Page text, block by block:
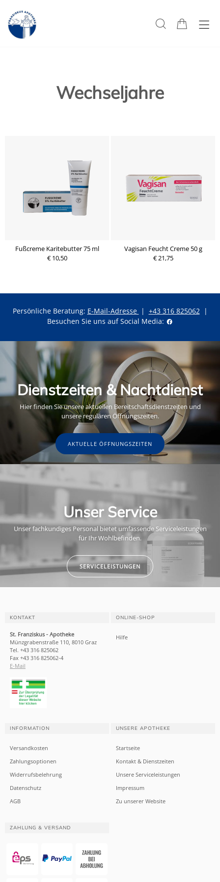
Wechseljahre
Fußcreme Karitebutter 75 ml
€ 10,50
Vagisan Feucht Creme 50 g
€ 21,75
Persönliche Beratung: E-Mail-Adresse | +43 316 825062|
Besuchen Sie uns auf Social Media:
Dienstzeiten & Nachtdienst
Hier finden Sie unsere aktuellen Bereitschaftsdienstzeiten und
unsere regulären Öffnungszeiten.
AKTUELLE ÖFFNUNGSZEITEN
Unser Service
Unser fachkundiges Personal bietet umfassende Serviceleistungen
für Ihr Wohlbefinden.
SERVICELEISTUNGEN
KONTAKT
St. Franziskus - Apotheke
Münzgrabenstraße 110, 8010 Graz
Tel. +43 316 825062
Fax +43 316 825062-4
E-Mail
ONLINE-SHOP
Hilfe
INFORMATION
Versandkosten
Zahlungsoptionen
Widerrufsbelehrung
Datenschutz
AGB
UNSERE APOTHEKE
Startseite
Kontakt & Dienstzeiten
Unsere Serviceleistungen
Impressum
Zu unserer Website
ZAHLUNG & VERSAND